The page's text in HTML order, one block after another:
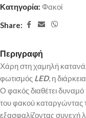
Κατηγορία: Φακοί
Share:
Περιγραφή
Χάρη στη χαμηλή
φωτισμός LED, η
Ο φακός διαθέτει δυναμό
του φακού καταργώντας
εξασφαλίζοντας συνεχή